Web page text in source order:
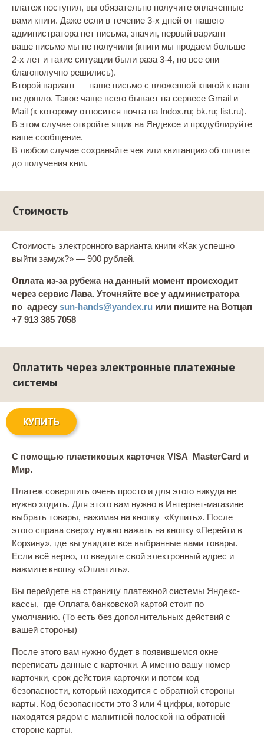
платеж поступил, вы обязательно получите оплаченные
вами книги. Даже если в течение 3-х дней от нашего
администратора нет письма, значит, первый вариант —
ваше письмо мы не получили (книги мы продаем больше
2-х лет и такие ситуации были раза 3-4, но все они
благополучно решились).
Второй вариант — наше письмо с вложенной книгой к ваш
не дошло. Такое чаще всего бывает на сервесе Gmail и
Mail (к которому относится почта на Indox.ru; bk.ru; list.ru).
В этом случае откройте ящик на Яндексе и продублируйте
ваше сообщение.
В любом случае сохраняйте чек или квитанцию об оплате
до получения книг.
Стоимость
Стоимость электронного варианта книги «Как успешно
выйти замуж?» — 900 рублей.
Оплата из-за рубежа на данный момент происходит
через сервис Лава. Уточняйте все у администратора
по адресу sun-hands@yandex.ru или пишите на Вотцап
+7 913 385 7058
Оплатить через электронные платежные
системы
КУПИТЬ
С помощью пластиковых карточек VISA MasterCard и
Мир.
Платеж совершить очень просто и для этого никуда не
нужно ходить. Для этого вам нужно в Интернет-магазине
выбрать товары, нажимая на кнопку «Купить». После
этого справа сверху нужно нажать на кнопку «Перейти в
Корзину», где вы увидите все выбранные вами товары.
Если всё верно, то введите свой электронный адрес и
нажмите кнопку «Оплатить».
Вы перейдете на страницу платежной системы Яндекс-
кассы, где Оплата банковской картой стоит по
умолчанию. (То есть без дополнительных действий с
вашей стороны)
После этого вам нужно будет в появившемся окне
переписать данные с карточки. А именно вашу номер
карточки, срок действия карточки и потом код
безопасности, который находится с обратной стороны
карты. Код безопасности это 3 или 4 цифры, которые
находятся рядом с магнитной полоской на обратной
стороне карты.